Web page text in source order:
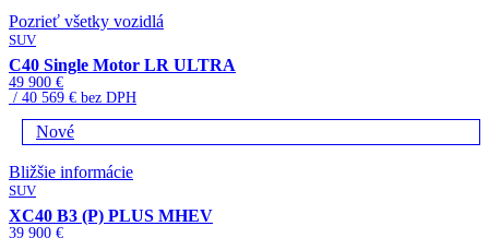
Pozrieť všetky vozidlá
SUV
C40 Single Motor LR ULTRA
49 900 €
/ 40 569 € bez DPH
Nové
Bližšie informácie
SUV
XC40 B3 (P) PLUS MHEV
39 900 €